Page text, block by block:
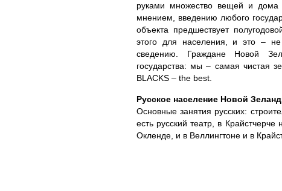
руками множество вещей и дома
мнением, введению любого
объекта предшествует
этого для населения, и это –
сведению. Граждане Новой
государства: мы – самая чистая
BLACKS – the best.
Русское население Новой
Основные занятия русских:
есть русский театр, в
Окленде, и в Веллингтоне и в